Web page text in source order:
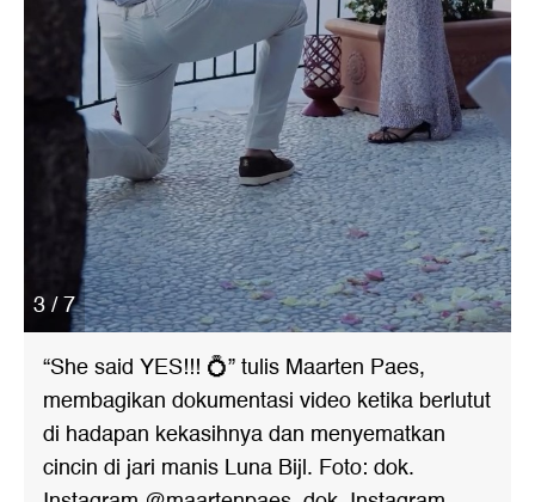
3 / 7
“She said YES!!! 💍” tulis Maarten Paes,
membagikan dokumentasi video ketika berlutut
di hadapan kekasihnya dan menyematkan
cincin di jari manis Luna Bijl. Foto: dok.